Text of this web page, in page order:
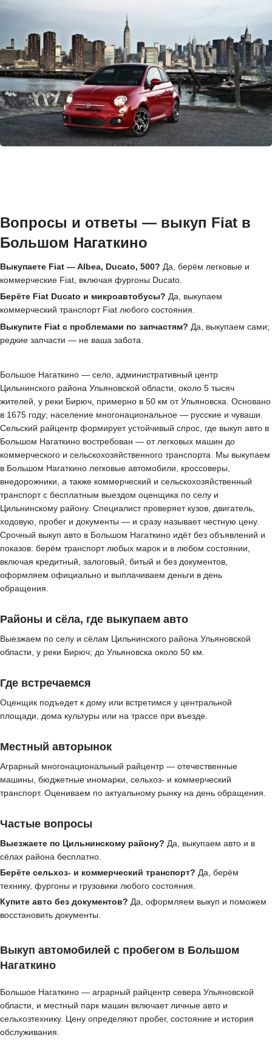
Вопросы и ответы — выкуп Fiat в
Большом Нагаткино
Выкупаете Fiat — Albea, Ducato, 500? Да, берём легковые и
коммерческие Fiat, включая фургоны Ducato.
Берёте Fiat Ducato и микроавтобусы? Да, выкупаем
коммерческий транспорт Fiat любого состояния.
Выкупите Fiat с проблемами по запчастям? Да, выкупаем сами;
редкие запчасти — не ваша забота.
Большое Нагаткино — село, административный центр
Цильнинского района Ульяновской области, около 5 тысяч
жителей, у реки Бирюч, примерно в 50 км от Ульяновска. Основано
в 1675 году; население многонациональное — русские и чуваши.
Сельский райцентр формирует устойчивый спрос, где выкуп авто в
Большом Нагаткино востребован — от легковых машин до
коммерческого и сельскохозяйственного транспорта. Мы выкупаем
в Большом Нагаткино легковые автомобили, кроссоверы,
внедорожники, а также коммерческий и сельскохозяйственный
транспорт с бесплатным выездом оценщика по селу и
Цильнинскому району. Специалист проверяет кузов, двигатель,
ходовую, пробег и документы — и сразу называет честную цену.
Срочный выкуп авто в Большом Нагаткино идёт без объявлений и
показов: берём транспорт любых марок и в любом состоянии,
включая кредитный, залоговый, битый и без документов,
оформляем официально и выплачиваем деньги в день
обращения.
Районы и сёла, где выкупаем авто
Выезжаем по селу и сёлам Цильнинского района Ульяновской
области, у реки Бирюч; до Ульяновска около 50 км.
Где встречаемся
Оценщик подъедет к дому или встретимся у центральной
площади, дома культуры или на трассе при въезде.
Местный авторынок
Аграрный многонациональный райцентр — отечественные
машины, бюджетные иномарки, сельхоз- и коммерческий
транспорт. Оцениваем по актуальному рынку на день обращения.
Частые вопросы
Выезжаете по Цильнинскому району? Да, выкупаем авто и в
сёлах района бесплатно.
Берёте сельхоз- и коммерческий транспорт? Да, берём
технику, фургоны и грузовики любого состояния.
Купите авто без документов? Да, оформляем выкуп и поможем
восстановить документы.
Выкуп автомобилей с пробегом в Большом
Нагаткино
Большое Нагаткино — аграрный райцентр севера Ульяновской
области, и местный парк машин включает личные авто и
сельхозтехнику. Цену определяют пробег, состояние и история
обслуживания.